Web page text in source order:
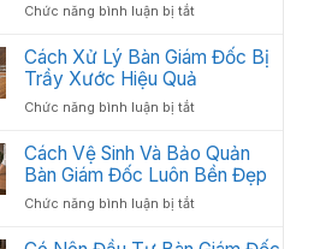
Tối
Không
Gian
2026
Những
Các
Hạng
Quan
Cần
Có
Chức năng bình luận bị tắtở
Pháp
Kế
Công
Nội
Cách Xử Lý Bàn Giám Đốc Bị
Trầy Xước Hiệu Quả
Chức năng bình luận bị tắtở
Xử
Lý
Bàn
Giám
Cách Vệ Sinh Và Bảo Quản
Bàn Giám Đốc Luôn Bền Đẹp
Chức năng bình luận bị tắtở
Vệ